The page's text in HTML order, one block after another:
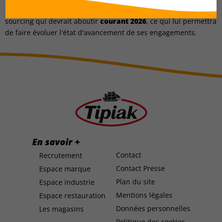
avoir poursuivi son travail avec la filière et avoir identifié un
sourcing qui devrait aboutircourant 2026, ce qui lui permettra
de faire évoluer l'état d'avancement de ses engagements.
En savoir +
Recrutement
Espace marque
Espace industrie
Espace restauration
Les magasins
Contact
Contact Presse
Plan du site
Mentions légales
Données personnelles